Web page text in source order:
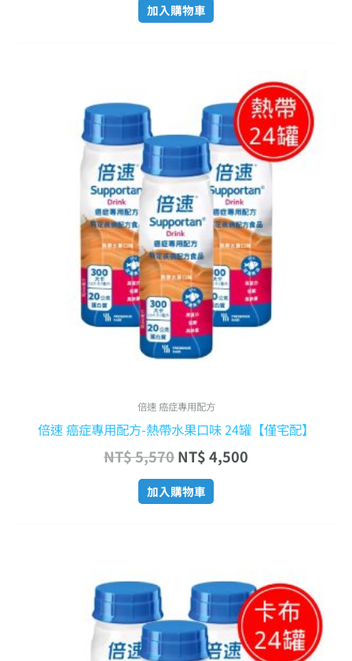
加入購物車
倍速 癌症專用配方
倍速 癌症專用配方-熱帶水果口味 24罐【僅宅配】
NT$5,570
格：
NT$ 5,570。
NT$4,500
目
前
價
格：
NT$ 4,500。
加入購物車
價
格：
NT$ 5,570。
前
價
格：
NT$ 4,500。